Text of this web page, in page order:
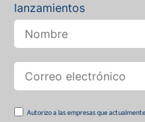
lanzamientos
Autorizo a las empresas que